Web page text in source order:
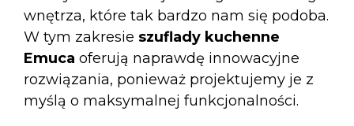
wnętrza, które tak bardzo nam się podoba.
W tym zakresie szuflady kuchenne
Emuca oferują naprawdę innowacyjne
rozwiązania, ponieważ projektujemy je z
myślą o maksymalnej funkcjonalności.